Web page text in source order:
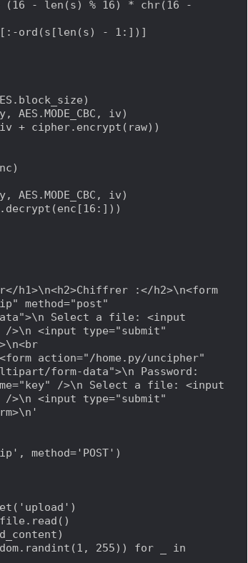
method="post"
Select a file: <input
/>\n <input type="submit"
action="/home.py/uncipher"
form-data">\n Password:
/>\n Select a file: <input
/>\n <input type="submit"
method='POST')